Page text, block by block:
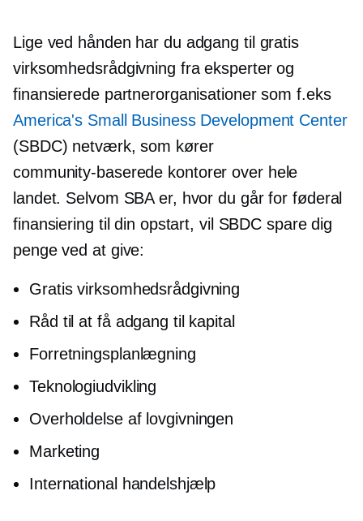
Lige ved hånden har du adgang til gratis
virksomhedsrådgivning fra eksperter og
finansierede partnerorganisationer som f.eks
America's Small Business Development Center
(SBDC) netværk, som kører
community-baserede kontorer over hele
landet. Selvom SBA er, hvor du går for føderal
finansiering til din opstart, vil SBDC spare dig
penge ved at give:
Gratis virksomhedsrådgivning
Råd til at få adgang til kapital
Forretningsplanlægning
Teknologiudvikling
Overholdelse af lovgivningen
Marketing
International handelshjælp